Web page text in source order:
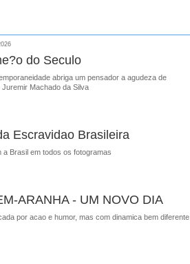
do Seculo
abriga um pensador a agudeza de
Machado da Silva
Escravidao Brasileira
Brasil em todos os fotogramas
ARANHA - UM NOVO DIA
por acao e humor, mas com dinamica bem diferente